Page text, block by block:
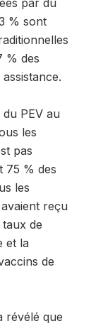
% sont
% des
PEV au
les
pas
75 % des
les
reçu
de
et la
de
révélé que